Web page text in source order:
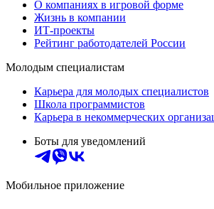
О компаниях в игровой форме
Жизнь в компании
ИТ-проекты
Рейтинг работодателей России
Молодым специалистам
Карьера для молодых специалистов
Школа программистов
Карьера в некоммерческих
Боты для уведомлений
Мобильное приложение